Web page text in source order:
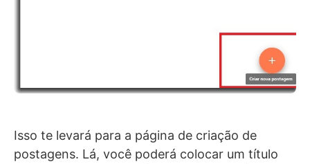
Isso te levará para a página de criação de
postagens. Lá, você poderá colocar um título